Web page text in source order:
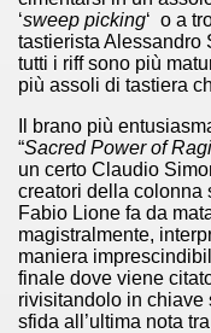
‘sweep picking‘ o a
tastierista Alessandro
tutti i riff sono più
più assoli di tastiera
Il brano più
“Sacred Power of
un certo Claudio
creatori della colonna
Fabio Lione fa da
magistralmente,
maniera
finale dove viene
rivisitandolo in chiave
sfida all’ultima nota
Se Ti
Scorsese
mondo migliore.
David Lynch
classico